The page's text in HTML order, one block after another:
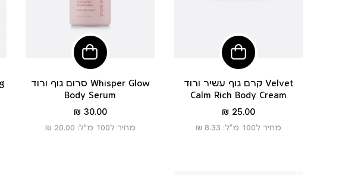
הוסיפי
לסל
קרם גוף עשיר ורוד Velvet
Calm Rich Body Cream
מחיר
מוצר
25.00 ₪
מחיר ל100 מ”ל: 8.33 ₪
הוסיפי
לסל
סרום גוף ורוד Whisper Glow
Body Serum
מחיר
מוצר
30.00 ₪
מחיר ל100 מ”ל: 20.00 ₪